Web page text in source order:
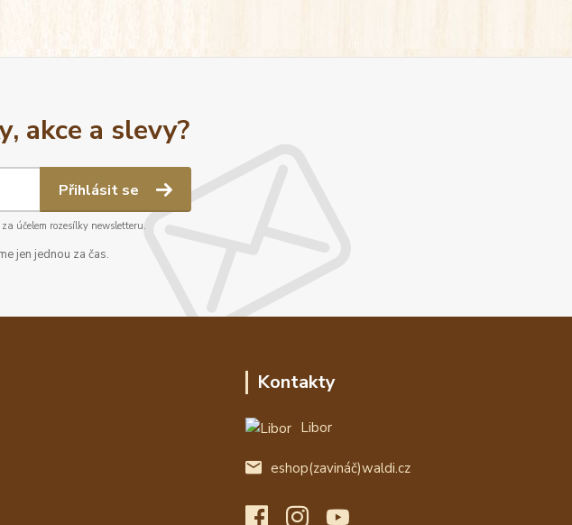
akce a slevy?
Přihlásit se
účelem rozesílky newsletteru.
jen jednou za čas.
Kontakty
Libor
eshop(zavináč)waldi.cz